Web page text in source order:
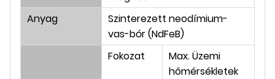
Anyag
Szinterezett neodímium-
vas-bór (NdFeB)
Fokozat
Max. Üzemi
hőmérsékletek